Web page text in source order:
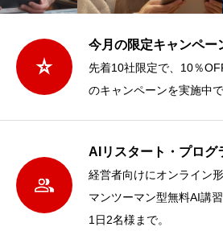
今月の限定キャンペー
先着10社限定で、10％
のキャンペーンを実施中で
AIリスタート・プログ
経営者向けにオンライン
マンツーマン型無料AI講習
1日2名様まで。